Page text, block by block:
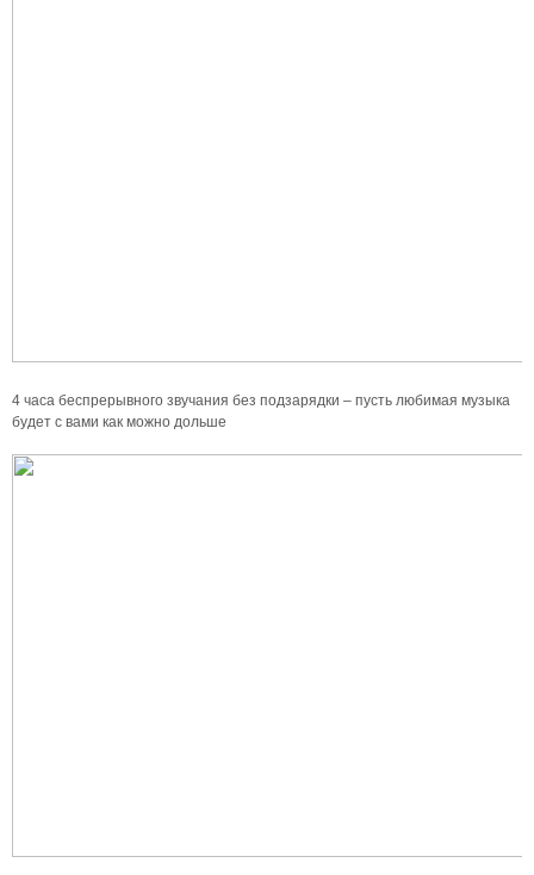
4 часа беспрерывного звучания без подзарядки – пусть любимая музыка
будет с вами как можно дольше